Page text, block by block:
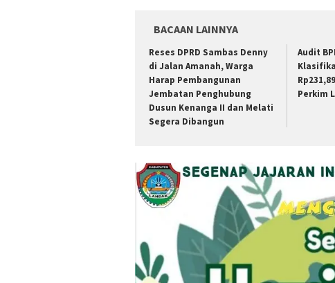
BACAAN LAINNYA
Reses DPRD Sambas Denny
di Jalan Amanah, Warga
Harap Pembangunan
Jembatan Penghubung
Dusun Kenanga II dan Melati
Segera Dibangun
Audit
Perkim